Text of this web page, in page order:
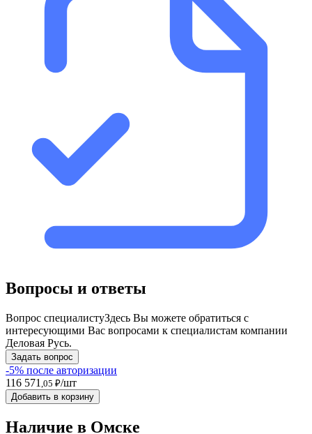
Вопросы и ответы
Вопрос специалистуЗдесь Вы можете обратиться с
интересующими Вас вопросами к специалистам компании
Деловая Русь.
Задать вопрос
-5% после авторизации
116 571 ,05 ₽/шт
Добавить в корзину
Наличие в Омскe